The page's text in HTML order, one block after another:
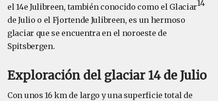
el 14e Julibreen, también conocido como el Glaciar14
de Julio o el Fjortende Julibreen, es un hermoso
glaciar que se encuentra en el noroeste de
Spitsbergen.
Exploración del glaciar 14 de Julio
Con unos 16 km de largo y una superficie total de